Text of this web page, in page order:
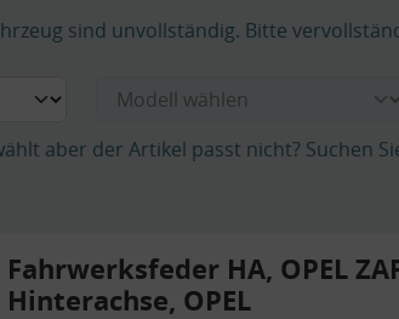
sind unvollständig. Bitte
aber der Artikel passt nicht? Suchen
Fahrwerksfeder HA, OPEL
Hinterachse, OPEL